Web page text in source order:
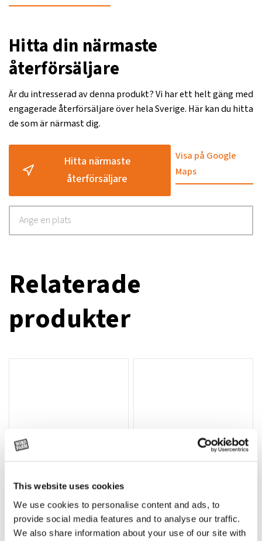
This website uses cookies
We use cookies to personalise content and ads, to
provide social media features and to analyse our traffic.
We also share information about your use of our site with
Hitta din närmaste
återförsäljare
Är du intresserad av denna produkt? Vi har ett helt gäng med
engagerade återförsäljare över hela Sverige. Här kan du hitta
de som är närmast dig.
Hitta närmaste
återförsäljare
Visa på Google
Maps
Relaterade
produkter
Lägg till i varukorg
Rotor, komplett med slagor
OR80013456G
Grön truckknapp
A00220